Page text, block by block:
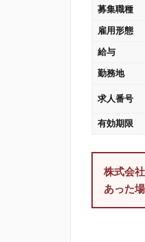
募集職種
雇用形態
給与
勤務地
求人番号
有効期限
株式会
あった